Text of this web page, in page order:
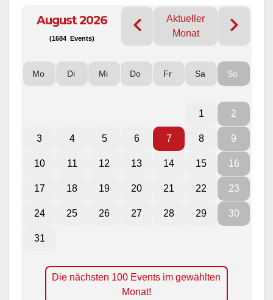
August 2026
(1684 Events)
Aktueller
Monat
Mo Di Mi Do Fr Sa So
1 2
3 4 5 6 7 8 9
10 11 12 13 14 15 16
17 18 19 20 21 22 23
24 25 26 27 28 29 30
31
Die nächsten 100 Events im gewählten
Monat!